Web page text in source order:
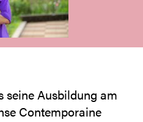
seine Ausbildung am
Contemporaine